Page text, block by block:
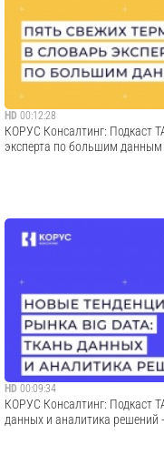
HD 00:12:28
КОРУС Консалтинг: Подкаст
эксперта по большим данным
HD 00:09:34
КОРУС Консалтинг: Подкаст
данных и аналитика решений